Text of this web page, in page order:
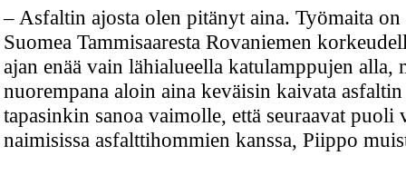
– Asfaltin ajosta olen pitänyt aina. Työmaita
Suomea Tammisaaresta Rovaniemen
ajan enää vain lähialueella katulamppujen alla,
nuorempana aloin aina keväisin kaivata
tapasinkin sanoa vaimolle, että seuraavat puoli
naimisissa asfalttihommien kanssa, Piippo